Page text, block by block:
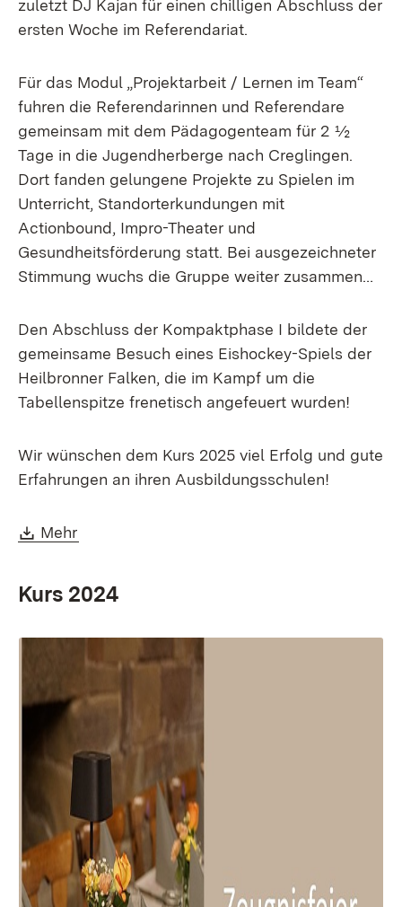
zuletzt DJ Kajan für einen chilligen Abschluss der
ersten Woche im Referendariat.
Für das Modul „Projektarbeit / Lernen im Team“
fuhren die Referendarinnen und Referendare
gemeinsam mit dem Pädagogenteam für 2 ½
Tage in die Jugendherberge nach Creglingen.
Dort fanden gelungene Projekte zu Spielen im
Unterricht, Standorterkundungen mit
Actionbound, Impro-Theater und
Gesundheitsförderung statt. Bei ausgezeichneter
Stimmung wuchs die Gruppe weiter zusammen…
Den Abschluss der Kompaktphase I bildete der
gemeinsame Besuch eines Eishockey-Spiels der
Heilbronner Falken, die im Kampf um die
Tabellenspitze frenetisch angefeuert wurden!
Wir wünschen dem Kurs 2025 viel Erfolg und gute
Erfahrungen an ihren Ausbildungsschulen!
Download:
Mehr
Kurs 2024